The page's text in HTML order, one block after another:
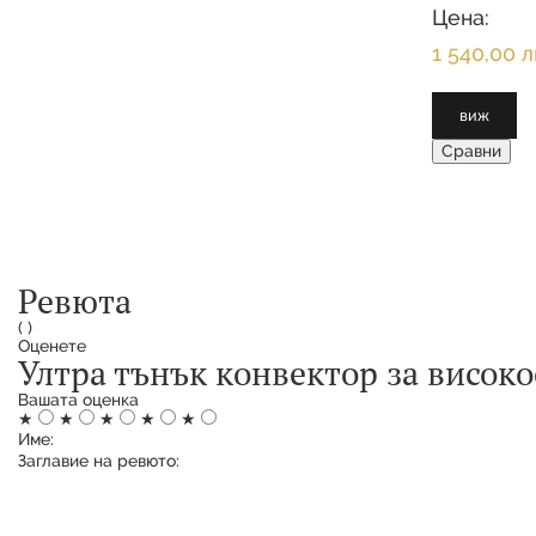
на
Цена:
1 540,00
виж
Сравни
Ревюта
( )
Оценете
Ултра тънък конвектор за
Вашата оценка
★
★ ★ ★
★
Име:
Заглавие на ревюто: